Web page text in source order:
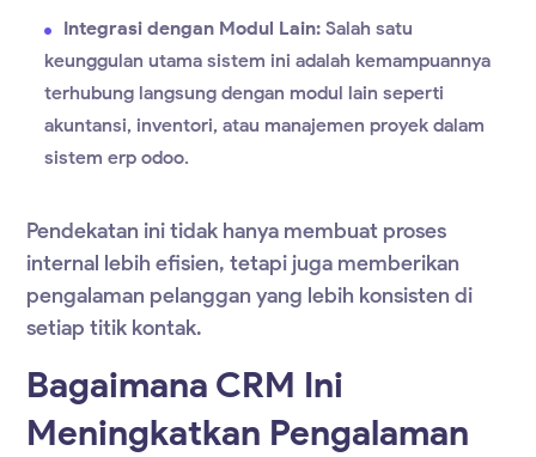
Integrasi dengan Modul Lain: Salah satu
keunggulan utama sistem ini adalah kemampuannya
terhubung langsung dengan modul lain seperti
akuntansi, inventori, atau manajemen proyek dalam
sistem erp odoo.
Pendekatan ini tidak hanya membuat proses
internal lebih efisien, tetapi juga memberikan
pengalaman pelanggan yang lebih konsisten di
setiap titik kontak.
Bagaimana CRM Ini
Meningkatkan Pengalaman